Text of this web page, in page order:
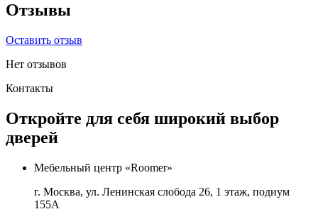
Отзывы
Оставить отзыв
Нет отзывов
Контакты
Откройте для себя широкий выбор
дверей
Мебельный центр «Roomer»
г. Москва, ул. Ленинская слобода 26, 1 этаж, подиум
155А